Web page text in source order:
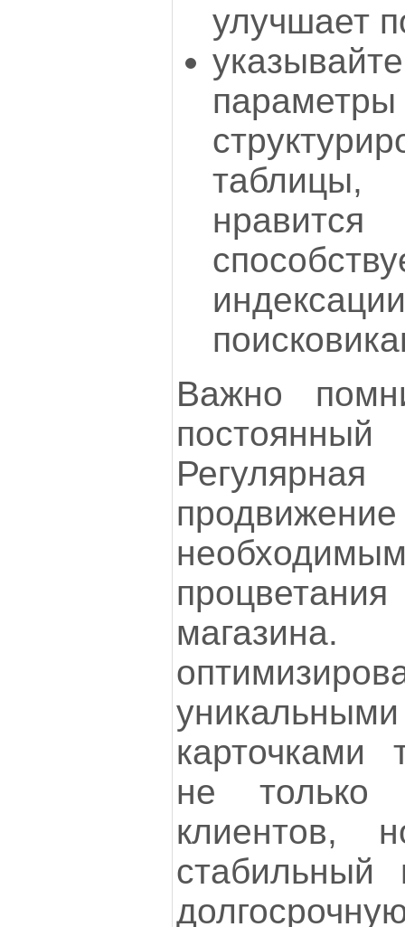
улучшает
Важно
карточками
не только
клиентов,
стабильный